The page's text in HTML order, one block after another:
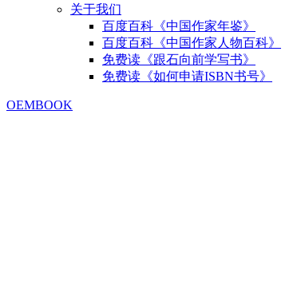
关于我们
百度百科《中国作家年鉴》
百度百科《中国作家人物百科》
免费读《跟石向前学写书》
免费读《如何申请ISBN书号》
OEMBOOK